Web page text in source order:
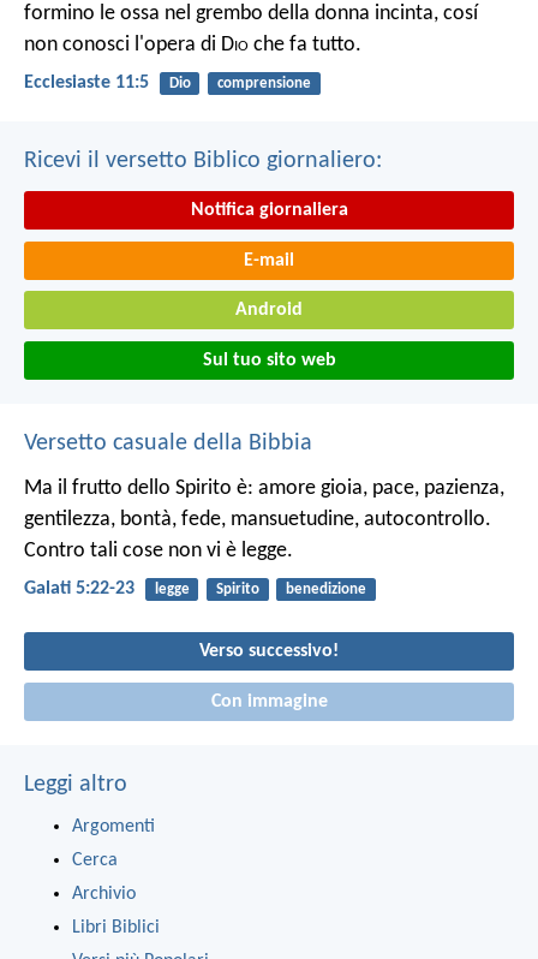
formino le ossa nel grembo della donna incinta, cosí
non conosci l'opera di Dio che fa tutto.
Ecclesiaste 11:5 Dio comprensione
Ricevi il versetto Biblico giornaliero:
Notifica giornaliera
E-mail
Android
Sul tuo sito web
Versetto casuale della Bibbia
Ma il frutto dello Spirito è: amore gioia, pace, pazienza,
gentilezza, bontà, fede, mansuetudine, autocontrollo.
Contro tali cose non vi è legge.
Galati 5:22-23 legge Spirito benedizione
Verso successivo!
Con immagine
Leggi altro
Argomenti
Cerca
Archivio
Libri Biblici